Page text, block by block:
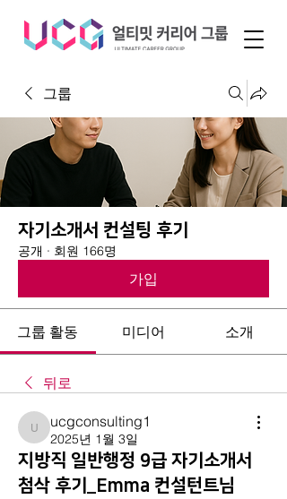
그룹
자기소개서 컨설팅 후기
공개 · 회원 166명
가입
그룹 활동 미디어 소개
뒤로
ucgconsulting1
ucgconsulting1
2025년 1월 3일
지방직 일반행정 9급 자기소개서
첨삭 후기_Emma 컨설턴트님